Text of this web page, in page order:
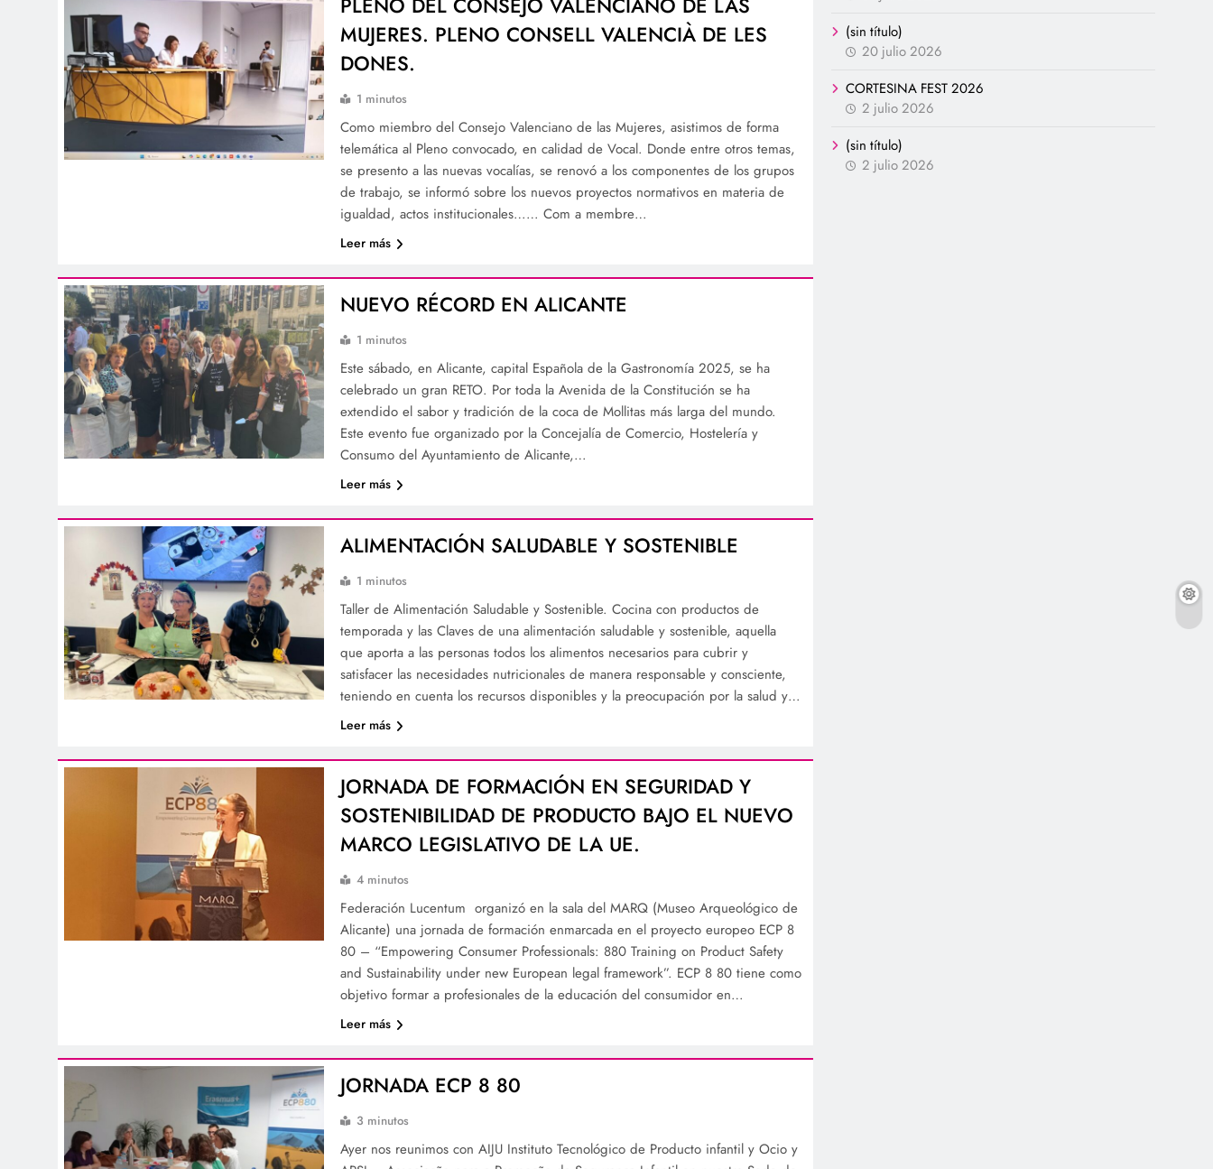
MUJERES. PLENO CONSELL VALENCIÀ DE LES
DONES.
1 minutos
Como miembro del Consejo Valenciano de las Mujeres, asistimos de forma
telemática al Pleno convocado, en calidad de Vocal. Donde entre otros temas,
se presento a las nuevas vocalías, se renovó a los componentes de los grupos
de trabajo, se informó sobre los nuevos proyectos normativos en materia de
igualdad, actos institucionales…… Com a membre…
Leer más
NUEVO RÉCORD EN ALICANTE
1 minutos
Este sábado, en Alicante, capital Española de la Gastronomía 2025, se ha
celebrado un gran RETO. Por toda la Avenida de la Constitución se ha
extendido el sabor y tradición de la coca de Mollitas más larga del mundo.
Este evento fue organizado por la Concejalía de Comercio, Hostelería y
Consumo del Ayuntamiento de Alicante,…
Leer más
ALIMENTACIÓN SALUDABLE Y SOSTENIBLE
1 minutos
Taller de Alimentación Saludable y Sostenible. Cocina con productos de
temporada y las Claves de una alimentación saludable y sostenible, aquella
que aporta a las personas todos los alimentos necesarios para cubrir y
satisfacer las necesidades nutricionales de manera responsable y consciente,
teniendo en cuenta los recursos disponibles y la preocupación por la salud y…
Leer más
JORNADA DE FORMACIÓN EN SEGURIDAD Y
SOSTENIBILIDAD DE PRODUCTO BAJO EL NUEVO
MARCO LEGISLATIVO DE LA UE.
4 minutos
Federación Lucentum organizó en la sala del MARQ (Museo Arqueológico de
Alicante) una jornada de formación enmarcada en el proyecto europeo ECP 8
80 – “Empowering Consumer Professionals: 880 Training on Product Safety
and Sustainability under new European legal framework”. ECP 8 80 tiene como
objetivo formar a profesionales de la educación del consumidor en…
Leer más
JORNADA ECP 8 80
3 minutos
Ayer nos reunimos con AIJU Instituto Tecnológico de Producto infantil y Ocio y
(sin título)
20 julio 2026
CORTESINA FEST 2026
2 julio 2026
(sin título)
2 julio 2026